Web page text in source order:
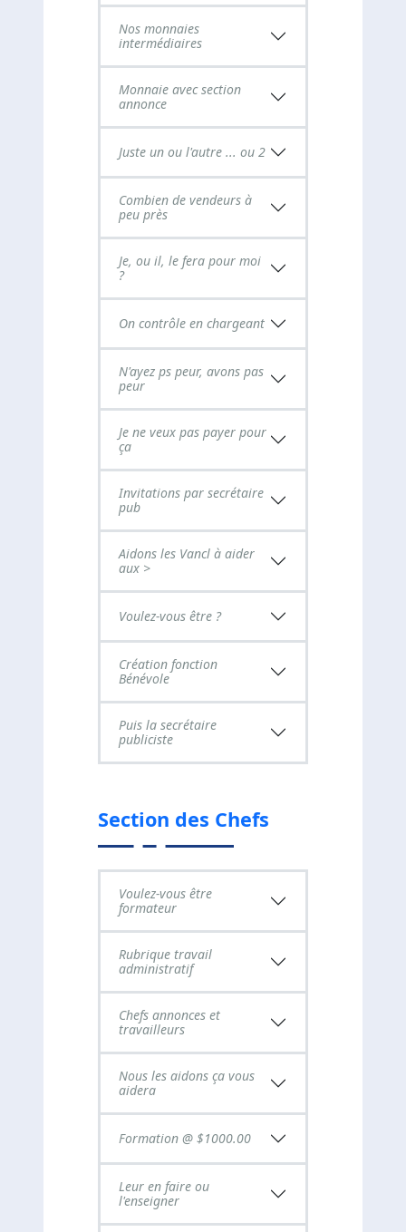
Nos monnaies
intermédiaires
Monnaie avec section
annonce
Juste un ou l'autre ... ou 2
Combien de vendeurs à
peu près
Je, ou il, le fera pour moi
?
On contrôle en chargeant
N'ayez ps peur, avons pas
peur
Je ne veux pas payer pour
ça
Invitations par secrétaire
pub
Aidons les Vancl à aider
aux >
Voulez-vous être ?
Création fonction
Bénévole
Puis la secrétaire
publiciste
Section des Chefs
Voulez-vous être
formateur
Rubrique travail
administratif
Chefs annonces et
travailleurs
Nous les aidons ça vous
aidera
Formation @ $1000.00
Leur en faire ou
l'enseigner